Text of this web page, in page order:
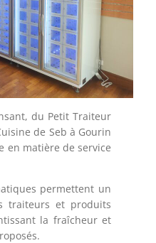
du Petit Traiteur
de Seb à Gourin
en matière de service
permettent un
traiteurs et produits
la fraîcheur et